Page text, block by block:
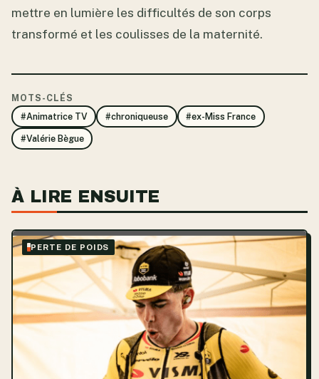
mettre en lumière les difficultés de son corps
transformé et les coulisses de la maternité.
MOTS-CLÉS
#Animatrice TV
#chroniqueuse #ex-Miss France
#Valérie Bègue
À LIRE ENSUITE
PERTE DE POIDS